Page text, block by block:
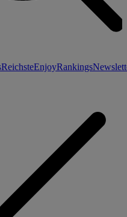
ReichsteEnjoyRankings